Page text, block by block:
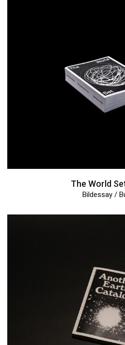
The World
Bildessay /